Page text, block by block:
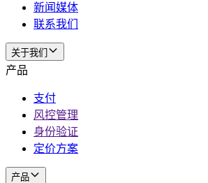
新闻媒体
联系我们
关于我们
产品
支付
风控管理
身份验证
定价方案
产品